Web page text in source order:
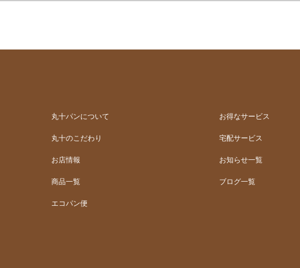
丸十パンについて
丸十のこだわり
お店情報
商品一覧
エコパン便
お得なサービス
宅配サービス
お知らせ一覧
ブログ一覧